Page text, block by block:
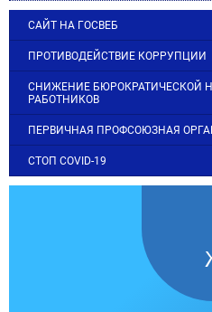
САЙТ НА ГОСВЕБ
ПРОТИВОДЕЙСТВИЕ КОРРУПЦИИ
СНИЖЕНИЕ БЮРОКРАТИЧЕСКОЙ
РАБОТНИКОВ
ПЕРВИЧНАЯ ПРОФСОЮЗНАЯ
СТОП COVID-19